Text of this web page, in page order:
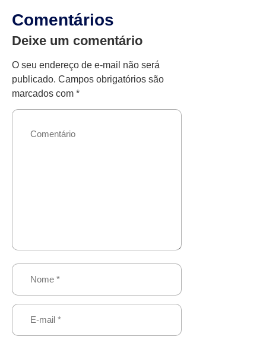
Comentários
Deixe um comentário
O seu endereço de e-mail não será
publicado. Campos obrigatórios são
marcados com *